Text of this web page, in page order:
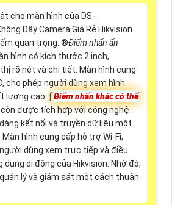
cho màn hình của DS-
Dây Camera Giá Rẻ Hikvision
quan trọng. ®️Điểm nhấn ấn
hình có kích thước 2 inch,
rõ nét và chi tiết. Màn hình cung
cho phép người dùng xem hình
lượng cao. ƒĐiểm nhấn khác có thể
được tích hợp với công nghệ
kết nối và truyền dữ liệu một
hình cung cấp hỗ trợ Wi-Fi,
dùng xem trực tiếp và điều
dụng di động của Hikvision. Nhờ đó,
lý và giám sát một cách thuận